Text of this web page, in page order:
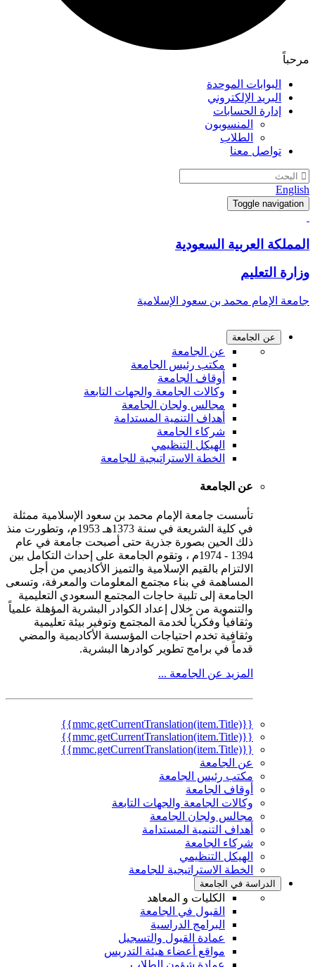
مرحباً
البوابات الموحدة
البريد الإلكتروني
إدارة الحسابات
المنسوبون
الطلاب
تواصل معنا
English
Toggle navigation
المملكة العربية السعودية
وزارة التعليم
جامعة الإمام محمد بن سعود الإسلامية
عن الجامعة
عن الجامعة
مكتب رئيس الجامعة
أوقاف الجامعة
وكالات الجامعة والجهات التابعة
مجالس ولجان الجامعة
أهداف التنمية المستدامة
شركاء الجامعة
الهيكل التنظيمي
الخطة الاستراتيجية للجامعة
عن الجامعة
تأسست جامعة الإمام محمد بن سعود الإسلامية ممثلة
في كلية الشريعة في سنة 1373هـ 1953م، وتطورت منذ
ذلك الحين بصورة جذرية حتى أصبحت جامعة في عام
1394 - 1974م ، وتقوم الجامعة على إحداث التكامل بين
الالتزام بالقيم الإسلامية والتميز الأكاديمي من أجل
المساهمة في بناء مجتمع المعلومات والمعرفة، وتسعى
الجامعة إلى تلبية حاجات المجتمع السعودي التعليمية
والتنموية من خلال إعداد الكوادر البشرية المؤهلة علمياً
وثقافياً وفكرياً لخدمة المجتمع وتوفير بيئة تعليمية
وثقافية تخدم احتياجات المؤسسة الأكاديمية والمضي
قدماً في برامج تطوير كوادرها البشرية.
المزيد عن الجامعة ...
{{mmc.getCurrentTranslation(item.Title)}}
{{mmc.getCurrentTranslation(item.Title)}}
{{mmc.getCurrentTranslation(item.Title)}}
عن الجامعة
مكتب رئيس الجامعة
أوقاف الجامعة
وكالات الجامعة والجهات التابعة
مجالس ولجان الجامعة
أهداف التنمية المستدامة
شركاء الجامعة
الهيكل التنظيمي
الخطة الاستراتيجية للجامعة
الدراسة في الجامعة
الكليات و المعاهد
القبول في الجامعة
البرامج الدراسية
عمادة القبول والتسجيل
مواقع أعضاء هيئة التدريس
عمادة شؤون الطلاب